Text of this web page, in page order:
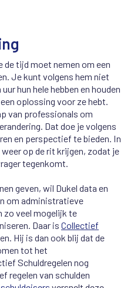
de tijd moet nemen om een
Je kunt volgens hem niet
hun hele hebben en houden
oplossing voor ze hebt.
van professionals om
Dat doe je volgens
en perspectief te bieden. In
op de rit krijgen, zodat je
tegenkomt.
geven, wil Dukel data en
om administratieve
zo veel mogelijk te
Daar is Collectief
Hij is dan ook blij dat de
tot het
Schuldregelen nog
regelen van schulden